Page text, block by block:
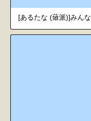
[あるたな (薙派)]みん